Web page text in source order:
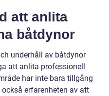
att anlita
båtdynor
underhåll av båtdynor
att anlita professionell
har inte bara tillgång
erfarenheten av att